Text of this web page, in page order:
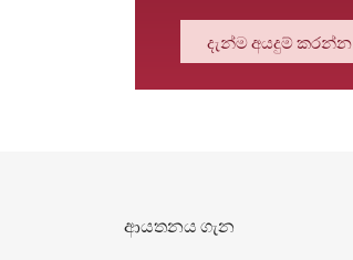
දැන්ම අයදුම් කරන්න
ආයතනය ගැන